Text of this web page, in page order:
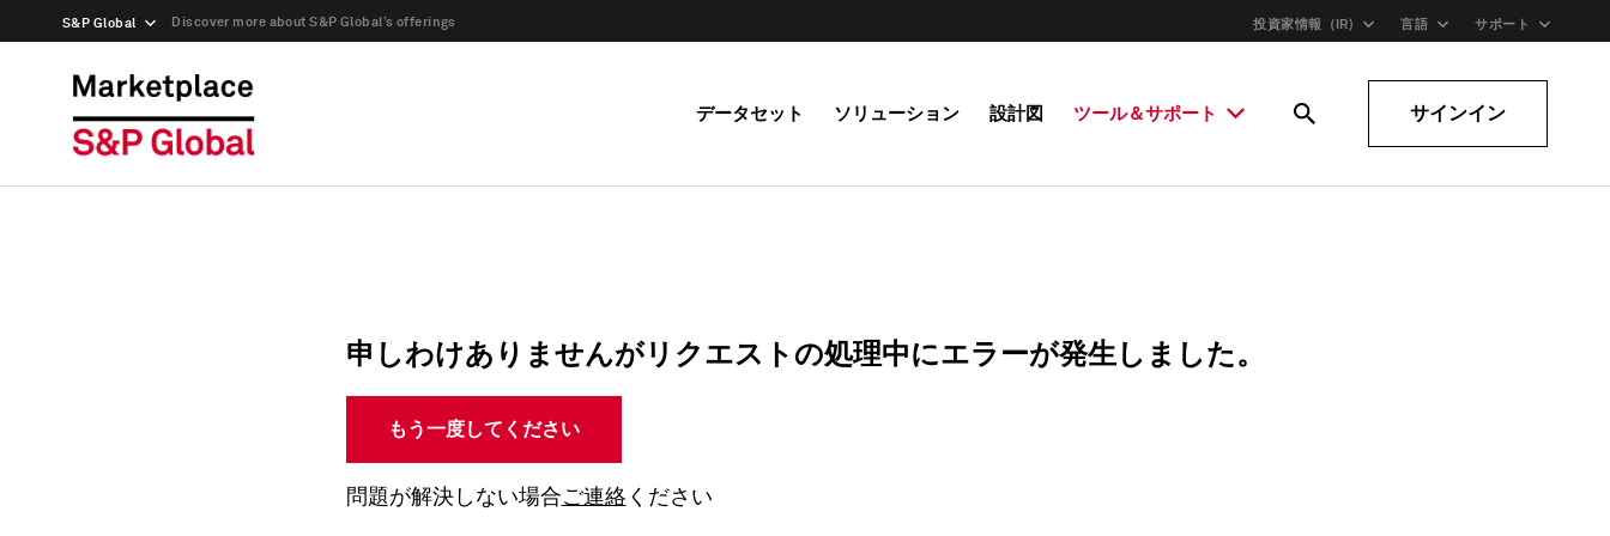
S&P Global Discover more about S&P Global’s offerings 投資家情報（IR) 言語 サポート
データセット ソリューション 設計図 ツール＆サポート サインイン
申しわけありませんがリクエストの処理中にエラーが発生しました。
もう一度してください
問題が解決しない場合ご連絡 ください